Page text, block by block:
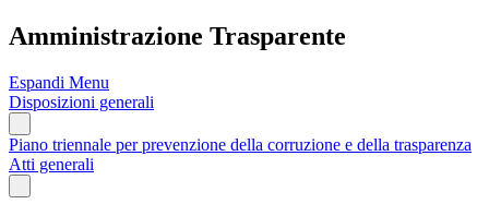
Amministrazione Trasparente
Espandi Menu
Disposizioni generali
Piano triennale per prevenzione della corruzione e della trasparenza
Atti generali